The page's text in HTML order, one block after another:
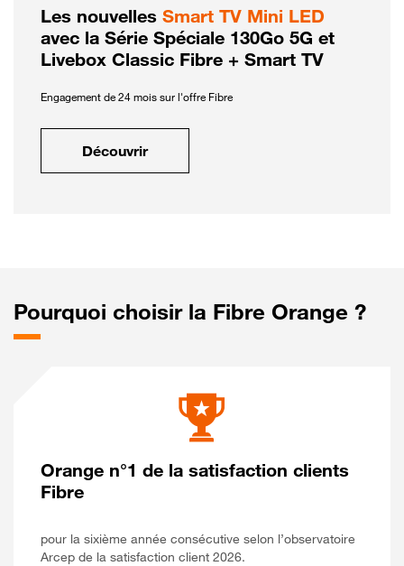
Les nouvelles Smart TV Mini LED
avec la Série Spéciale 130Go 5G et
Livebox Classic Fibre + Smart TV
Engagement de 24 mois sur l'offre Fibre
Découvrir
Pourquoi choisir la Fibre Orange ?
Orange n°1 de la satisfaction clients
Fibre
pour la sixième année consécutive selon l’observatoire
Arcep de la satisfaction client 2026.